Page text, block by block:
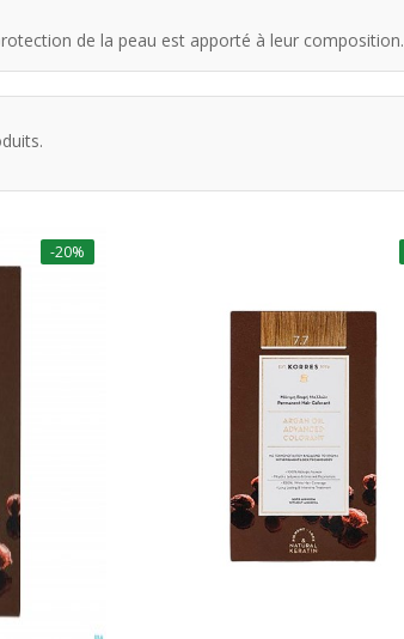
de la peau est apporté à leur composition.
-20%